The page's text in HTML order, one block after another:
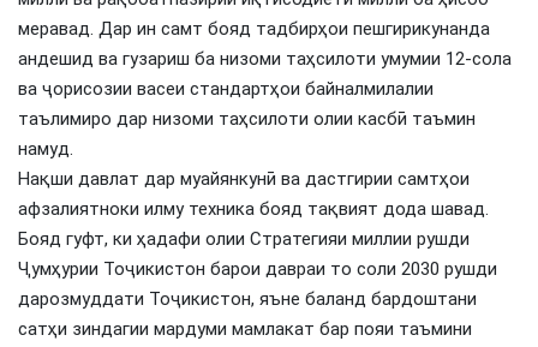
меравад. Дар ин самт бояд тадбирҳои пешгирикунанда
андешид ва гузариш ба низоми таҳсилоти умумии 12-сола
ва ҷорисозии васеи стандартҳои байналмилалии
таълимиро дар низоми таҳсилоти олии касбӣ таъмин
намуд.
Нақши давлат дар муайянкунӣ ва дастгирии самтҳои
афзалиятноки илму техника бояд тақвият дода шавад.
Бояд гуфт, ки ҳадафи олии Стратегияи миллии рушди
Ҷумҳурии Тоҷикистон барои давраи то соли 2030 рушди
дарозмуддати Тоҷикистон, яъне баланд бардоштани
сатҳи зиндагии мардуми мамлакат бар пояи таъмини